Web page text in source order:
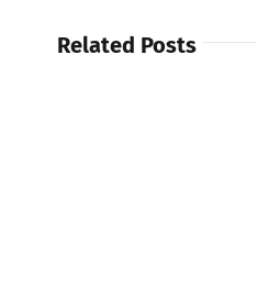
Related Posts